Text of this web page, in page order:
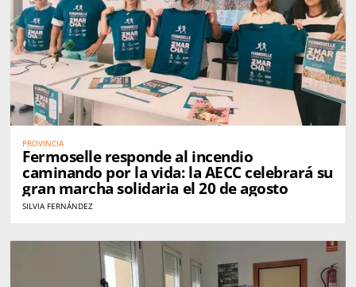
PROVINCIA
Fermoselle responde al incendio
caminando por la vida: la AECC celebrará su
gran marcha solidaria el 20 de agosto
SILVIA FERNÁNDEZ